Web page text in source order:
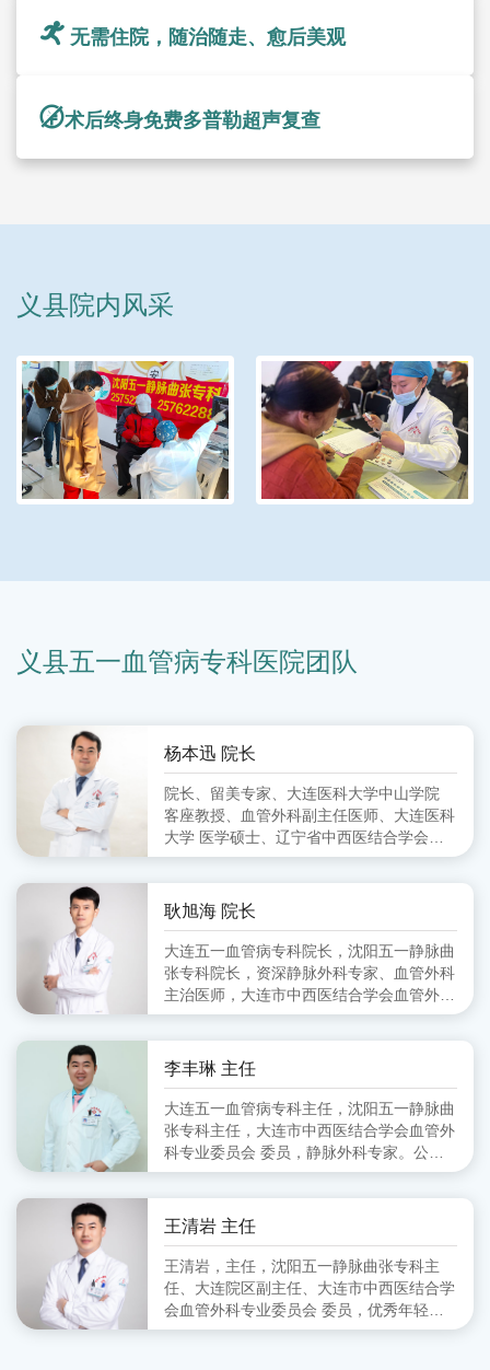
无需住院，随治随走、愈后美观
术后终身免费多普勒超声复查
义县院内风采
义县五一血管病专科医院团队
杨本迅 院长
院长、留美专家、大连医科大学中山学院
客座教授、血管外科副主任医师、大连医科
大学 医学硕士、辽宁省中西医结合学会周
围血管病分会 委员、大连市中西医结合学
会血管外科分会 副主任委员、大连市医师
协会血管外科分会 委员
耿旭海 院长
大连五一血管病专科院长，沈阳五一静脉曲
张专科院长，资深静脉外科专家、血管外科
主治医师，大连市中西医结合学会血管外科
专业委员会 委员,毕业于锦州医学院
李丰琳 主任
大连五一血管病专科主任，沈阳五一静脉曲
张专科主任，大连市中西医结合学会血管外
科专业委员会 委员，静脉外科专家。公立
医院从事血管外科工作十余年，擅长对下肢
静脉曲张的超声定位引导下的微创治疗。
王清岩 主任
王清岩，主任，沈阳五一静脉曲张专科主
任、大连院区副主任、大连市中西医结合学
会血管外科专业委员会 委员，优秀年轻静
脉外科专家。毕业于山东第一医科大学，三